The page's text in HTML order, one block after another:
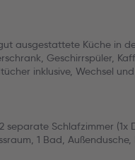
ausgestattete Küche in
Geschirrspüler,
inklusive, Wechsel
separate Schlafzimmer (1x
1 Bad,